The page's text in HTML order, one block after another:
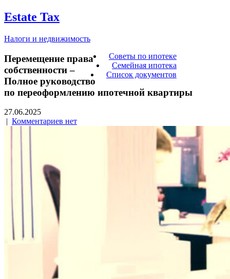
Estate Tax
Налоги и недвижимость
Советы по ипотеке
Семейная ипотека
Список документов
Перемещение права
собственности –
Полное руководство
по переоформлению ипотечной квартиры
27.06.2025
| Комментариев нет